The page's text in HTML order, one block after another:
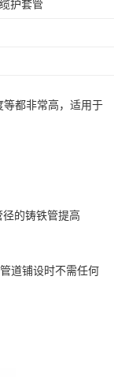
护套管
等都非常高，适用于
的铸铁管提高
道铺设时不需任何